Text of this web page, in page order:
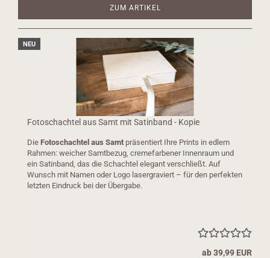
ZUM ARTIKEL
NEU
Fotoschachtel aus Samt mit Satinband - Kopie
Die Fotoschachtel aus Samt präsentiert Ihre Prints in edlem
Rahmen: weicher Samtbezug, cremefarbener Innenraum und
ein Satinband, das die Schachtel elegant verschließt. Auf
Wunsch mit Namen oder Logo lasergraviert – für den perfekten
letzten Eindruck bei der Übergabe.
ab 39,99 EUR